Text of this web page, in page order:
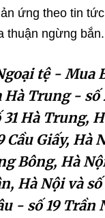
ứng theo tin
thuận ngừng bắn.
tệ - Mua
Trung - số
Hà Trung,
Cầu Giấy,
Bông, Hà
Hà Nội và
- số 19 Trần